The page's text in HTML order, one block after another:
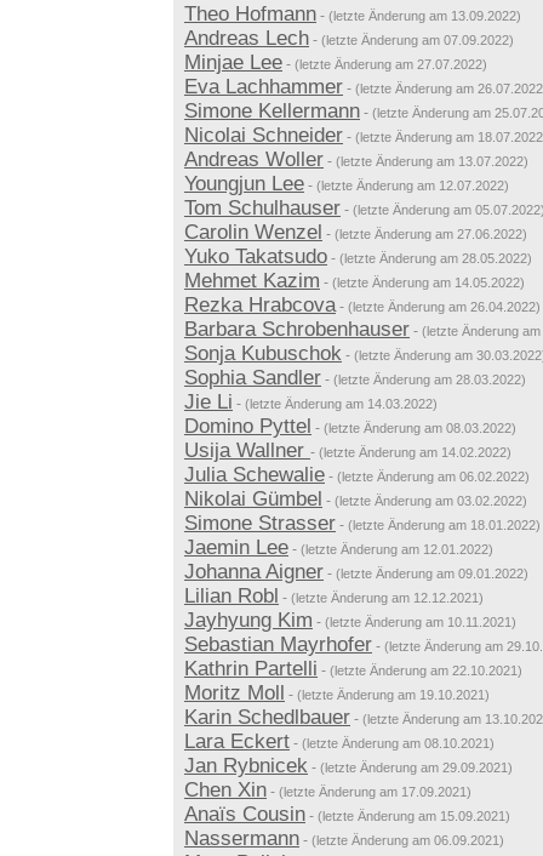
Theo Hofmann - (letzte Änderung am 13.09.2022)
Andreas Lech - (letzte Änderung am 07.09.2022)
Minjae Lee - (letzte Änderung am 27.07.2022)
Eva Lachhammer - (letzte Änderung am
Simone Kellermann - (letzte Änderung am
Nicolai Schneider - (letzte Änderung am
Andreas Woller - (letzte Änderung am 13.07.2022)
Youngjun Lee - (letzte Änderung am 12.07.2022)
Tom Schulhauser - (letzte Änderung am
Carolin Wenzel - (letzte Änderung am 27.06.2022)
Yuko Takatsudo - (letzte Änderung am 28.05.2022)
Mehmet Kazim - (letzte Änderung am 14.05.2022)
Rezka Hrabcova- (letzte Änderung am 26.04.2022)
Barbara Schrobenhauser - (letzte Änderung
Sonja Kubuschok - (letzte Änderung am
Sophia Sandler - (letzte Änderung am 28.03.2022)
Jie Li - (letzte Änderung am 14.03.2022)
Domino Pyttel - (letzte Änderung am 08.03.2022)
Usija Wallner - (letzte Änderung am 14.02.2022)
Julia Schewalie - (letzte Änderung am 06.02.2022)
Nikolai Gümbel - (letzte Änderung am 03.02.2022)
Simone Strasser - (letzte Änderung am 18.01.2022)
Jaemin Lee - (letzte Änderung am 12.01.2022)
Johanna Aigner - (letzte Änderung am 09.01.2022)
Lilian Robl - (letzte Änderung am 12.12.2021)
Jayhyung Kim - (letzte Änderung am 10.11.2021)
Sebastian Mayrhofer - (letzte Änderung am
Kathrin Partelli - (letzte Änderung am 22.10.2021)
Moritz Moll - (letzte Änderung am 19.10.2021)
Karin Schedlbauer - (letzte Änderung am
Lara Eckert - (letzte Änderung am 08.10.2021)
Jan Rybnicek - (letzte Änderung am 29.09.2021)
Chen Xin - (letzte Änderung am 17.09.2021)
Anaïs Cousin - (letzte Änderung am 15.09.2021)
Nassermann - (letzte Änderung am 06.09.2021)